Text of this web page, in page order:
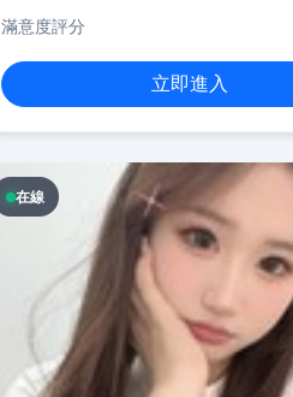
滿意度評分
立即進入
在線